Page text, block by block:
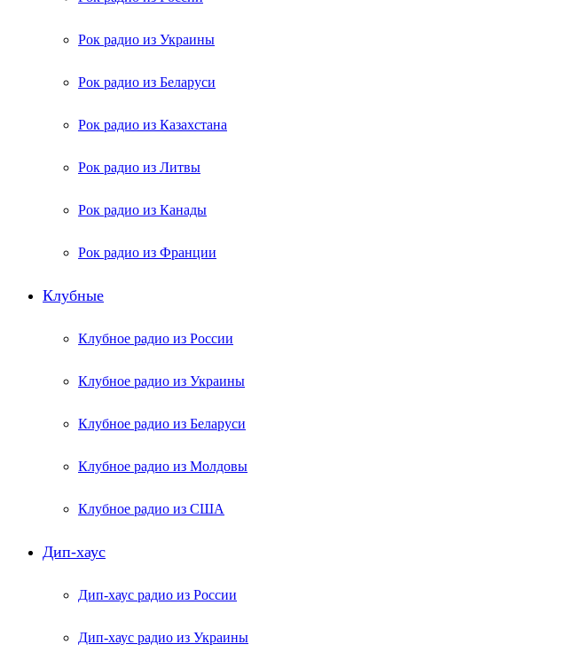
Рок радио из Украины
Рок радио из Беларуси
Рок радио из Казахстана
Рок радио из Литвы
Рок радио из Канады
Рок радио из Франции
Клубные
Клубное радио из России
Клубное радио из Украины
Клубное радио из Беларуси
Клубное радио из Молдовы
Клубное радио из США
Дип-хаус
Дип-хаус радио из России
Дип-хаус радио из Украины